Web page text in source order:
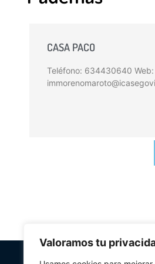
Valoramos tu
CASA PACO
Teléfono: 634430640 Web: